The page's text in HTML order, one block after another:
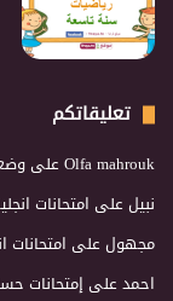
تعليقاتكم
Olfa mahroukعلى
نبيلعلى امتحانات
مجهولعلى امتحانات
احمدعلى إمتحانات